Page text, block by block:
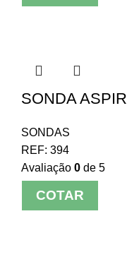
SONDA
SONDAS
REF: 394
Avaliação 0 de 5
COTAR